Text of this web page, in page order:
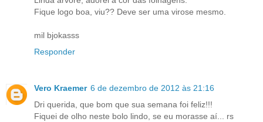
Fique logo boa, viu?? Deve ser uma virose mesmo.
mil bjokasss
Responder
Vero Kraemer 6 de dezembro de 2012 às 21:16
Dri querida, que bom que sua semana foi feliz!!!
Fiquei de olho neste bolo lindo, se eu morasse aí... rs